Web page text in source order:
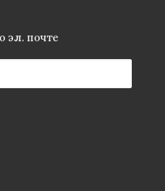
эл. почте